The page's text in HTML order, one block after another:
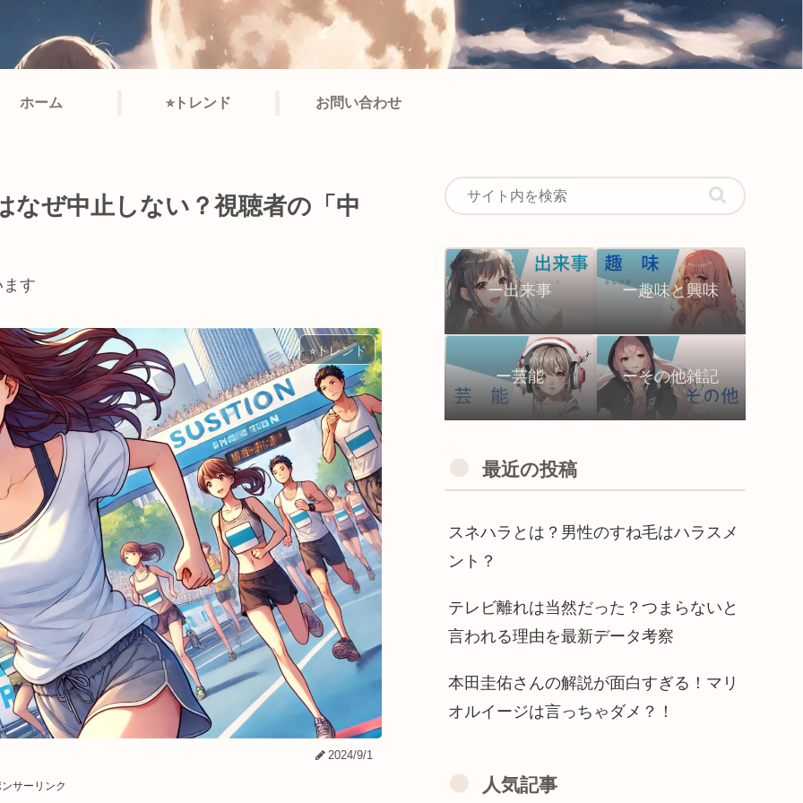
ホーム ⭐︎トレンド お問い合わせ
なぜ中止しない？視聴者の「中
す
⭐︎トレンド
2024/9/1
サーリンク
ー出来事 ー趣味と興味
ー芸能 ーその他雑記
最近の投稿
スネハラとは？男性のすね毛はハラスメ
ント？
テレビ離れは当然だった？つまらないと
言われる理由を最新データ考察
本田圭佑さんの解説が面白すぎる！マリ
オルイージは言っちゃダメ？！
人気記事